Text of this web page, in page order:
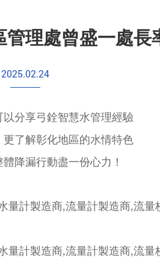
理處曾盛一處長
2025.02.24
分享弓銓智慧水管理經驗
了解彰化地區的水情特色
降漏行動盡一份心力！